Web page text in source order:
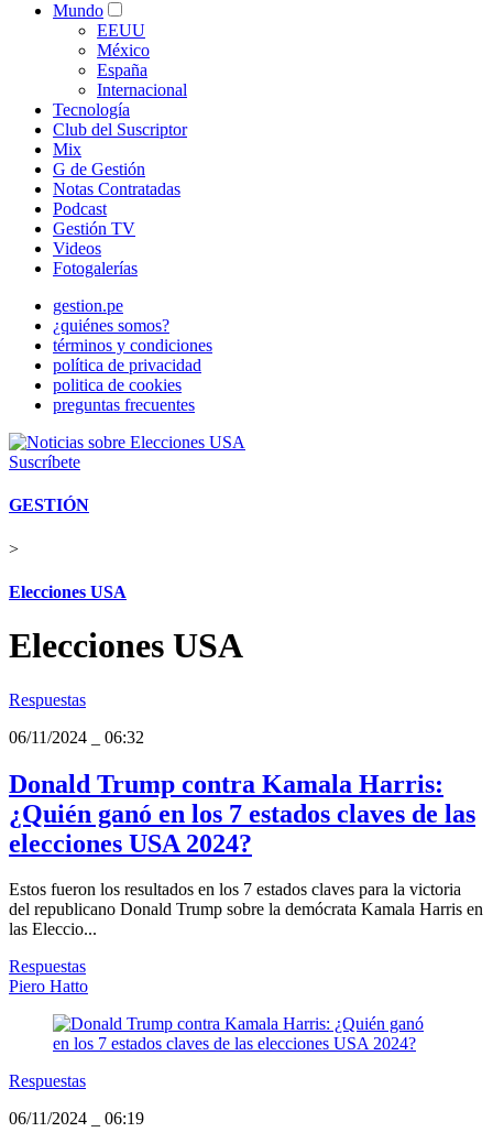
Mundo
EEUU
México
España
Internacional
Tecnología
Club del Suscriptor
Mix
G de Gestión
Notas Contratadas
Podcast
Gestión TV
Videos
Fotogalerías
gestion.pe
¿quiénes somos?
términos y condiciones
política de privacidad
politica de cookies
preguntas frecuentes
Suscríbete
GESTIÓN
>
Elecciones USA
Elecciones USA
Respuestas
06/11/2024
06:32
Donald Trump contra Kamala Harris:
¿Quién ganó en los 7 estados claves de las
elecciones USA 2024?
Estos fueron los resultados en los 7 estados claves para la victoria
del republicano Donald Trump sobre la demócrata Kamala Harris en
las Eleccio...
Respuestas
Piero Hatto
Respuestas
06/11/2024
06:19